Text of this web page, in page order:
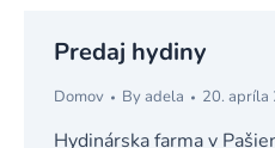
Predaj hydiny
Domov Byadela 20. apríla
Hydinárska farma v